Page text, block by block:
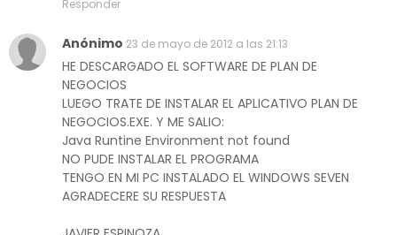
Responder
Anónimo 23 de mayo de 2012 a las 21:13
HE DESCARGADO EL SOFTWARE DE PLAN DE
NEGOCIOS
LUEGO TRATE DE INSTALAR EL APLICATIVO PLAN DE
NEGOCIOS.EXE. Y ME SALIO:
Java Runtine Environment not found
NO PUDE INSTALAR EL PROGRAMA
TENGO EN MI PC INSTALADO EL WINDOWS SEVEN
AGRADECERE SU RESPUESTA